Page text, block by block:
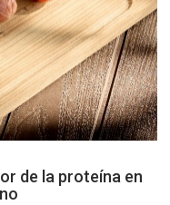
de la proteína en